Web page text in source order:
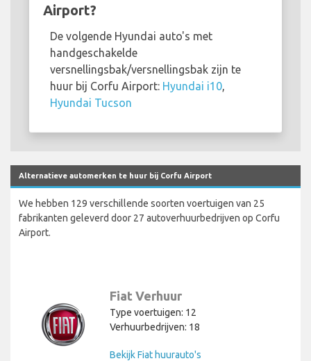
Airport?
De volgende Hyundai auto's met
handgeschakelde
versnellingsbak/versnellingsbak zijn te
huur bij Corfu Airport: Hyundai i10
Hyundai Tucson
Alternatieve automerken te huur bij Corfu Airport
We hebben 129 verschillende soorten voertuigen van 25
fabrikanten geleverd door 27 autoverhuurbedrijven op Corfu
Airport.
Fiat Verhuur
Type voertuigen: 12
Verhuurbedrijven: 18
Bekijk Fiat huurauto's